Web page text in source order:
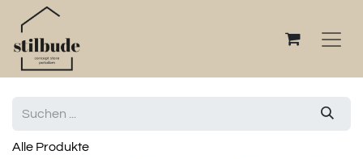
Alle Produkte